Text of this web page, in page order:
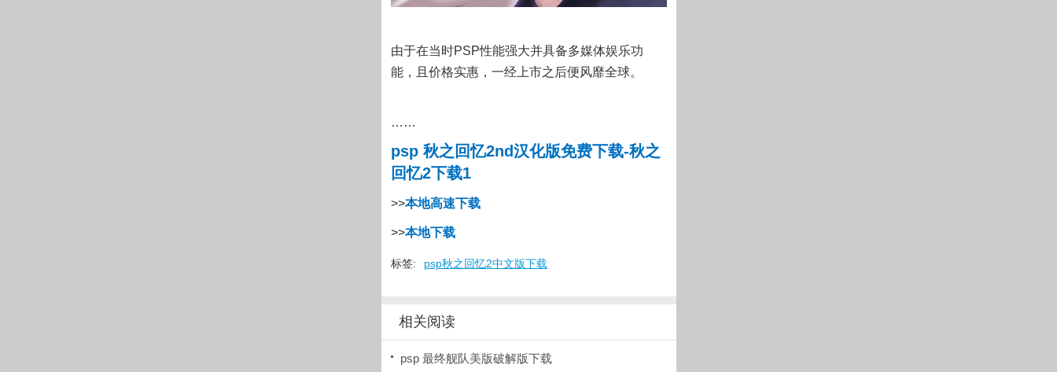
由于在当时PSP性能强大并具备多媒体娱乐功
能，且价格实惠，一经上市之后便风靡全球。
……
psp 秋之回忆2nd汉化版免费下载-秋之
回忆2下载1
>>本地高速下载
>>本地下载
标签: psp秋之回忆2中文版下载
相关阅读
psp 最终舰队美版破解版下载